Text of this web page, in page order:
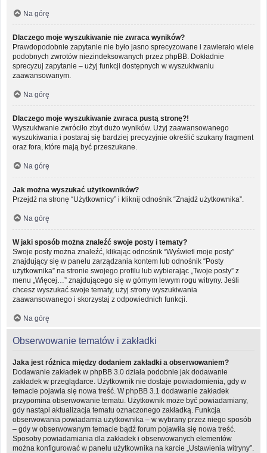
Na górę
Dlaczego moje wyszukiwanie nie zwraca wyników?
Prawdopodobnie zapytanie nie było jasno sprecyzowane i zawierało wiele
podobnych zwrotów niezindeksowanych przez phpBB. Dokładnie
sprecyzuj zapytanie – użyj funkcji dostępnych w wyszukiwaniu
zaawansowanym.
Na górę
Dlaczego moje wyszukiwanie zwraca pustą stronę?!
Wyszukiwanie zwróciło zbyt dużo wyników. Użyj zaawansowanego
wyszukiwania i postaraj się bardziej precyzyjnie określić szukany fragment
oraz fora, które mają być przeszukane.
Na górę
Jak można wyszukać użytkowników?
Przejdź na stronę “Użytkownicy” i kliknij odnośnik “Znajdź użytkownika”.
Na górę
W jaki sposób można znaleźć swoje posty i tematy?
Swoje posty można znaleźć, klikając odnośnik “Wyświetl moje posty”
znajdujący się w panelu zarządzania kontem lub odnośnik “Posty
użytkownika” na stronie swojego profilu lub wybierając „Twoje posty” z
menu „Więcej…” znajdującego się w górnym lewym rogu witryny. Jeśli
chcesz wyszukać swoje tematy, użyj strony wyszukiwania
zaawansowanego i skorzystaj z odpowiednich funkcji.
Na górę
Obserwowanie tematów i zakładki
Jaka jest różnica między dodaniem zakładki a obserwowaniem?
Dodawanie zakładek w phpBB 3.0 działa podobnie jak dodawanie
zakładek w przeglądarce. Użytkownik nie dostaje powiadomienia, gdy w
temacie pojawia się nowa treść. W phpBB 3.1 dodawanie zakładek
przypomina obserwowanie tematu. Użytkownik może być powiadamiany,
gdy nastąpi aktualizacja tematu oznaczonego zakładką. Funkcja
obserwowania powiadamia użytkownika – w wybrany przez niego sposób
– gdy w obserwowanym temacie bądź forum pojawiła się nowa treść.
Sposoby powiadamiania dla zakładek i obserwowanych elementów
można konfigurować w panelu użytkownika na karcie „Ustawienia witryny”.